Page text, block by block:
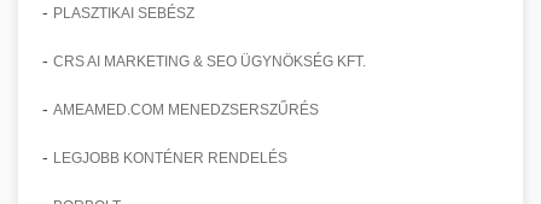
- PLASZTIKAI SEBÉSZ
- CRS AI MARKETING & SEO ÜGYNÖKSÉG KFT.
- AMEAMED.COM MENEDZSERSZŰRÉS
- LEGJOBB KONTÉNER RENDELÉS